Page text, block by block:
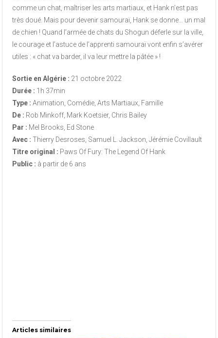
comme un chat, maîtriser les arts martiaux, et Hank n’est pas
très doué. Mais pour devenir samouraï, Hank se donne… un mal
de chien ! Quand l’armée de chats du Shogun déferle sur la ville,
le courage et l’astuce de l’apprenti samouraï vont enfin s’avérer
utiles : « chat va barder, il va leur mettre la pâtée » !
Sortie en Algérie : 21 octobre 2022
Durée : 1h 37min
Type : Animation, Comédie, Arts Martiaux, Famille
De : Rob Minkoff, Mark Koetsier, Chris Bailey
Par : Mel Brooks, Ed Stone
Avec : Thierry Desroses, Samuel L. Jackson, Jérémie Covillault
Titre original : Paws Of Fury: The Legend Of Hank
Public : à partir de 6 ans
Articles similaires